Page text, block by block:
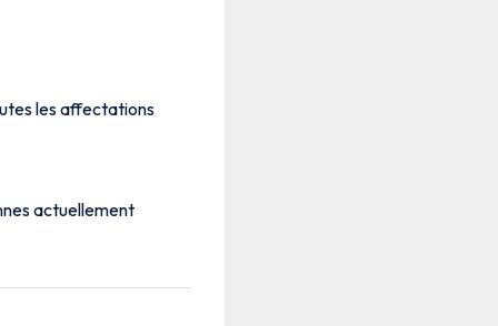
les affectations
actuellement